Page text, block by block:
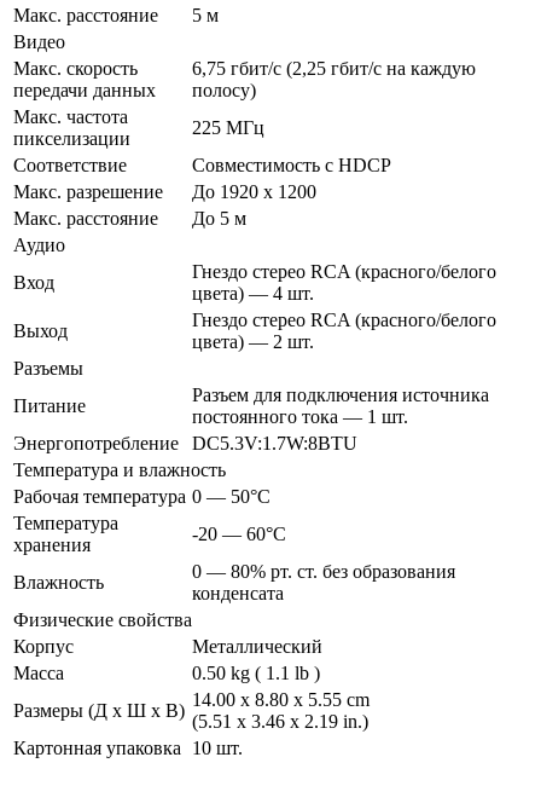
Макс. расстояние
5 м
Видео
Макс. скорость
передачи данных
6,75 гбит/с (2,25 гбит/с на каждую
полосу)
Макс. частота
пикселизации
225 MГц
Соответствие
Совместимость с HDCP
Макс. разрешение
До 1920 x 1200
Макс. расстояние
До 5 м
Аудио
Вход
Гнездо стерео RCA (красного/белого
цвета) — 4 шт.
Выход
Гнездо стерео RCA (красного/белого
цвета) — 2 шт.
Разъемы
Питание
Разъем для подключения источника
постоянного тока — 1 шт.
Энергопотребление
DC5.3V:1.7W:8BTU
Температура и влажность
Рабочая температура 0 — 50°C
Температура
хранения
-20 — 60°C
Влажность
0 — 80% рт. ст. без образования
конденсата
Физические свойства
Корпус
Металлический
Масса
0.50 kg ( 1.1 lb )
Размеры (Д х Ш х В)
14.00 x 8.80 x 5.55 cm
(5.51 x 3.46 x 2.19 in.)
Картонная упаковка
10 шт.